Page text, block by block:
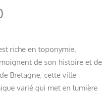
riche en toponymie,
de son histoire et de
Bretagne, cette ville
varié qui met en lumière